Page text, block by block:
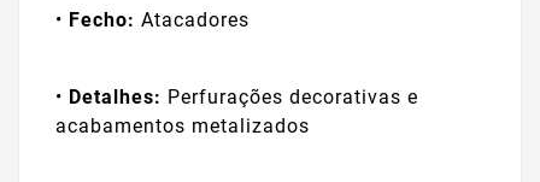
• Fecho: Atacadores
• Detalhes: Perfurações decorativas e
acabamentos metalizados